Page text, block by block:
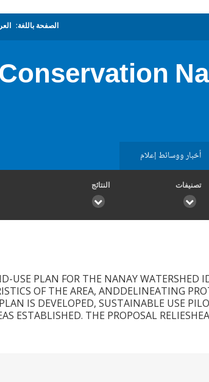
الصفحة باللغة:
أخبار ووسائط إعلام
تصنيفات النتائج
USE PLAN FOR THE NANAY WATERSHED
OF THE AREA, ANDDELINEATING
IS DEVELOPED, SUSTAINABLE USE
ESTABLISHED. THE PROPOSAL